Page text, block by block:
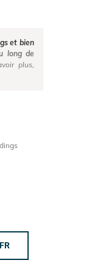
et bien
long de
plus,